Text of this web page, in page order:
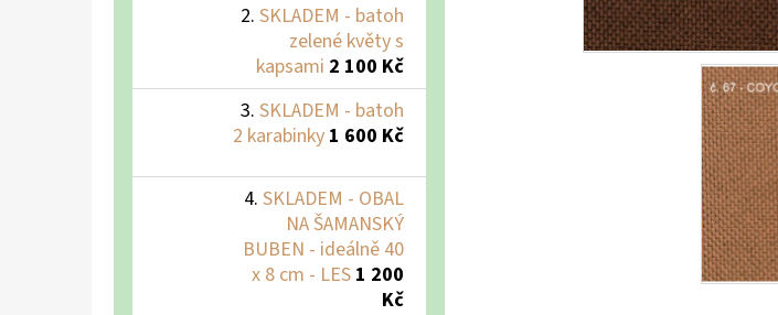
SKLADEM - batoh
zelené květy s
kapsami 2 100 Kč
SKLADEM - batoh
2 karabinky 1 600 Kč
SKLADEM - OBAL
NA ŠAMANSKÝ
BUBEN - ideálně 40
x 8 cm - LES 1 200
Kč